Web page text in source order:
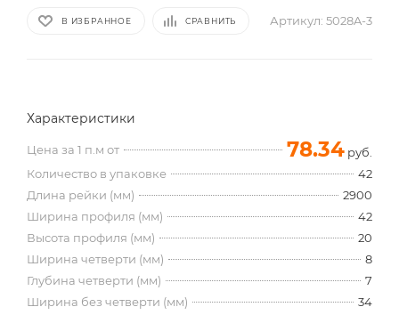
В ИЗБРАННОЕ СРАВНИТЬ Артикул: 5028A-3
Характеристики
Цена за 1 п.м от 78.34 руб.
Количество в упаковке
42
Длина рейки (мм)
2900
Ширина профиля (мм)
42
Высота профиля (мм)
20
Ширина четверти (мм)
8
Глубина четверти (мм)
7
Ширина без четверти (мм)
34